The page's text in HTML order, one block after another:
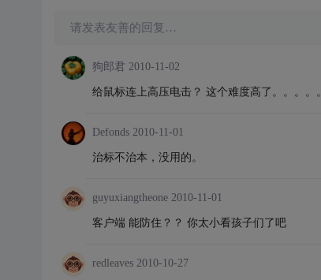
请发表友善的回复…
狗郎君 2010-11-02
给鼠标连上高压电击？ 这个难度高了。。。。。
Defonds 2010-11-01
治标不治本，没用的。
guyuxiangtheone 2010-11-01
客户端 能防住？？ 你太小看孩子们了吧
redleaves 2010-10-27